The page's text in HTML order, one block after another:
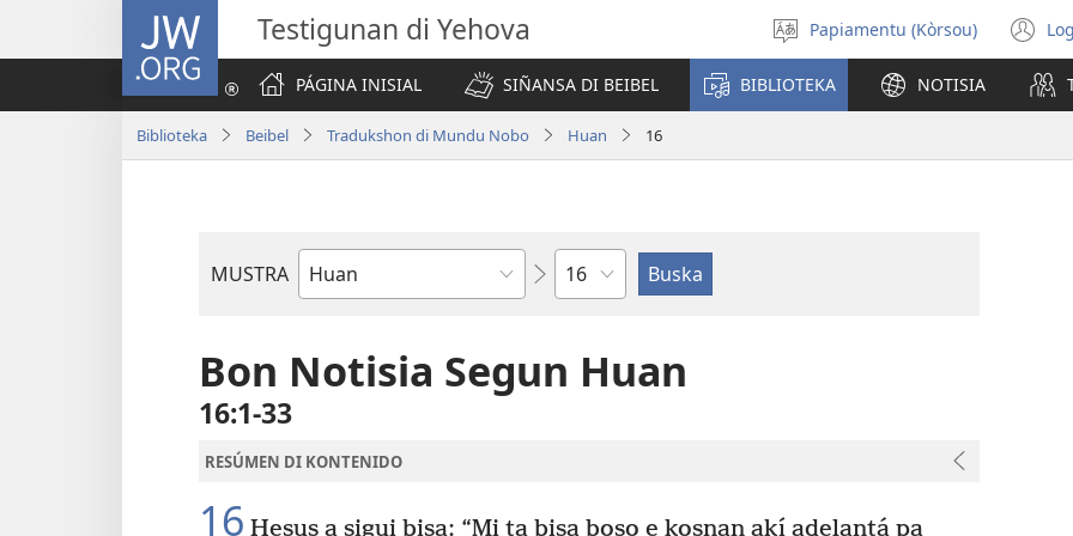
JW.ORG Testigunan di Yehova
Skohe
Idioma
Papiamentu (Kòrsou)
PÁGINA INISIAL
SIÑANSA DI BEIBEL BIBLIOTEKA NOTISIA
Biblioteka Beibel Tradukshon di Mundu Nobo Huan 16
MUSTRA
Buki
Kapítulo
Bon Notisia Segun Huan
16:1-33
RESÚMEN DI KONTENIDO
16 Hesus a sigui bisa: “Mi ta bisa boso e kosnan akí adelantá pa